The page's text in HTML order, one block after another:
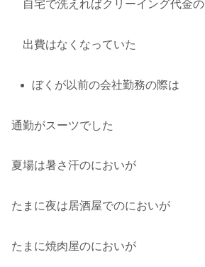
自宅で洗えればクリーイング代金の
出費はなくなっていた
ぼくが以前の会社勤務の際は
通勤がスーツでした
夏場は暑さ汗のにおいが
たまに夜は居酒屋でのにおいが
たまに焼肉屋のにおいが